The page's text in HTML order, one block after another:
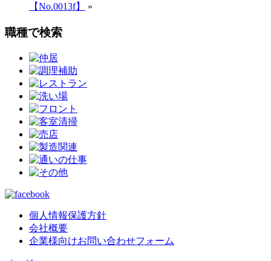
【No.0013f】
»
職種で検索
個人情報保護方針
会社概要
企業様向けお問い合わせフォーム